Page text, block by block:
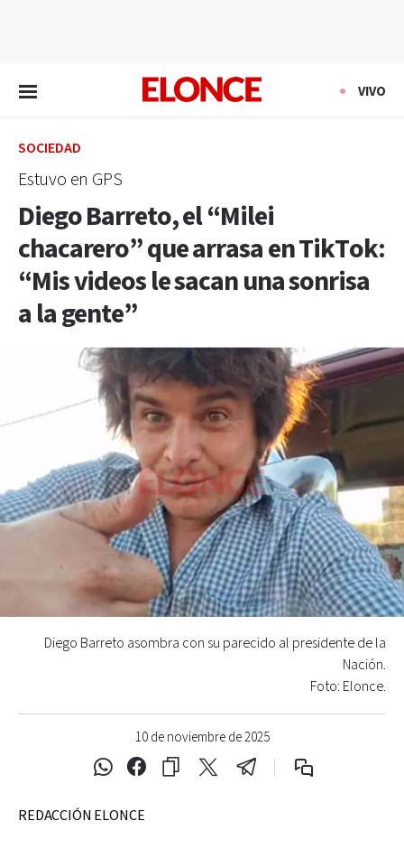
VIVO
SOCIEDAD
Estuvo en GPS
Diego Barreto, el “Milei
chacarero” que arrasa en TikTok:
“Mis videos le sacan una sonrisa
a la gente”
10 de noviembre de 2025
Diego Barreto asombra con su parecido al presidente de la
Nación.
Foto: Elonce.
REDACCIÓN ELONCE